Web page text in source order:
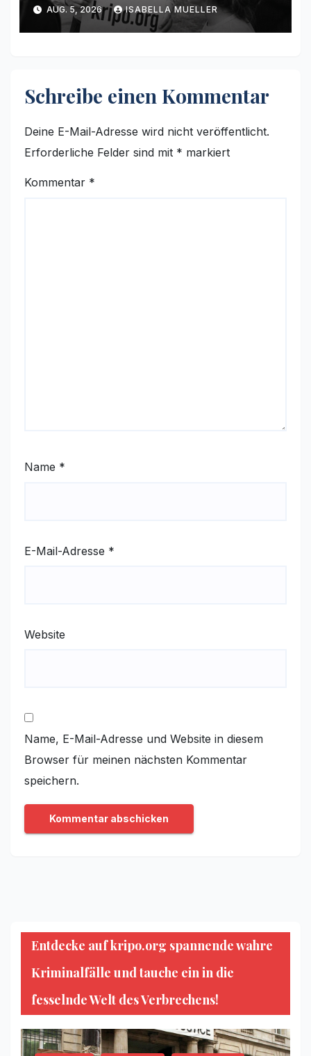
AUG. 5, 2026 ISABELLA MUELLER
Schreibe einen Kommentar
Deine E-Mail-Adresse wird nicht veröffentlicht.
Erforderliche Felder sind mit * markiert
Kommentar *
Name *
E-Mail-Adresse *
Website
Name, E-Mail-Adresse und Website in diesem
Browser für meinen nächsten Kommentar
speichern.
Entdecke auf kripo.org spannende wahre
Kriminalfälle und tauche ein in die
fesselnde Welt des Verbrechens!